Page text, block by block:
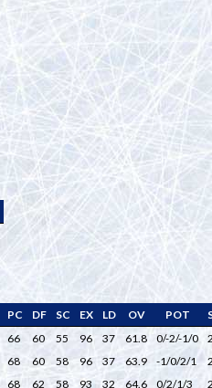
PC DF SC EX LD OV POT
66 60 55 96 37 61.8 0/-2/-1/0
68 60 58 96 37 63.9 -1/0/2/1
68 62 58 93 32 64.6 0/2/1/3